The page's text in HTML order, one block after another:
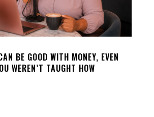
BE GOOD WITH MONEY, EVEN
WEREN’T TAUGHT HOW